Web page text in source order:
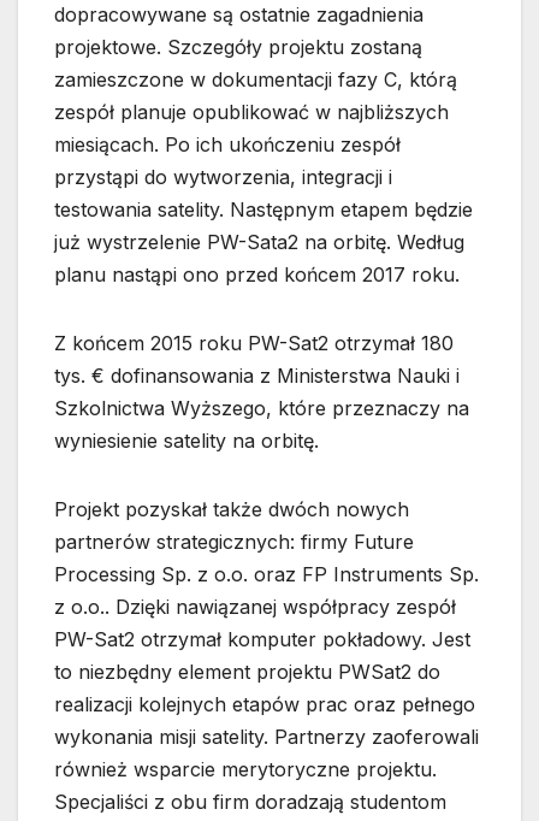
dopracowywane są ostatnie zagadnienia
projektowe. Szczegóły projektu zostaną
zamieszczone w dokumentacji fazy C, którą
zespół planuje opublikować w najbliższych
miesiącach. Po ich ukończeniu zespół
przystąpi do wytworzenia, integracji i
testowania satelity. Następnym etapem będzie
już wystrzelenie PW-Sata2 na orbitę. Według
planu nastąpi ono przed końcem 2017 roku.
Z końcem 2015 roku PW-Sat2 otrzymał 180
tys. € dofinansowania z Ministerstwa Nauki i
Szkolnictwa Wyższego, które przeznaczy na
wyniesienie satelity na orbitę.
Projekt pozyskał także dwóch nowych
partnerów strategicznych: firmy Future
Processing Sp. z o.o. oraz FP Instruments Sp.
z o.o.. Dzięki nawiązanej współpracy zespół
PW-Sat2 otrzymał komputer pokładowy. Jest
to niezbędny element projektu PWSat2 do
realizacji kolejnych etapów prac oraz pełnego
wykonania misji satelity. Partnerzy zaoferowali
również wsparcie merytoryczne projektu.
Specjaliści z obu firm doradzają studentom